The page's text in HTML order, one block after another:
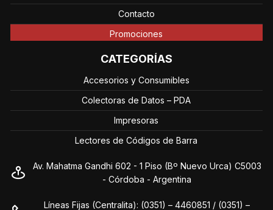
Contacto
Promociones
CATEGORÍAS
Accesorios y Consumibles
Colectoras de Datos – PDA
Impresoras
Lectores de Códigos de Barra
Av. Mahatma Gandhi 602 - 1 Piso (Bº Nuevo Urca) C5003
- Córdoba - Argentina
Líneas Fijas (Centralita): (0351) – 4460851 / (0351) –